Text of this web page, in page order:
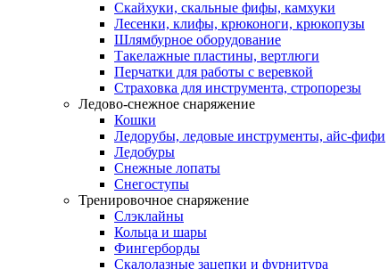
Скайхуки, скальные фифы, камхуки
Лесенки, клифы, крюконоги, крюкопузы
Шлямбурное оборудование
Такелажные пластины, вертлюги
Перчатки для работы с веревкой
Страховка для инструмента, стропорезы
Ледово-снежное снаряжение
Кошки
Ледорубы, ледовые инструменты, айс-фифи
Ледобуры
Снежные лопаты
Снегоступы
Тренировочное снаряжение
Слэклайны
Кольца и шары
Фингерборды
Скалолазные зацепки и фурнитура